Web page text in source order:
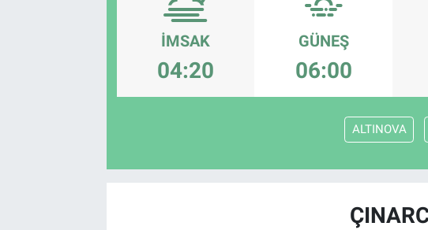
İMSAK
04:20
GÜNEŞ
06:00
ALTINOVA
Enerjisini Üreten Fabrikalar